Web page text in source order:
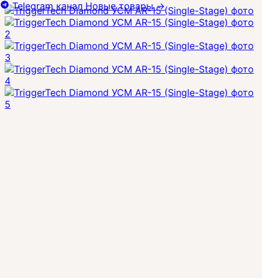
Telegram канал Новые товары→